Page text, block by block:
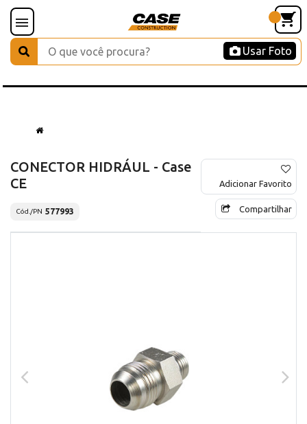
Usar Foto
CONECTOR HIDRÁUL - Case
CE
Cód./PN 577993
Adicionar Favorito
Compartilhar